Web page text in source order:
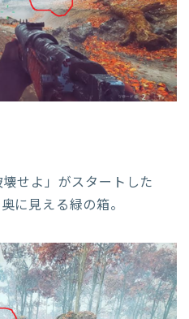
せよ」がスタートした
に見える緑の箱。